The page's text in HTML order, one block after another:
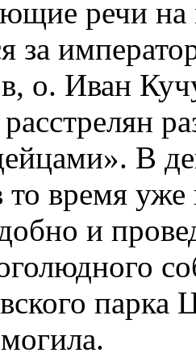
речи
за
о. Иван
расстрелян
В
то время
и
парка